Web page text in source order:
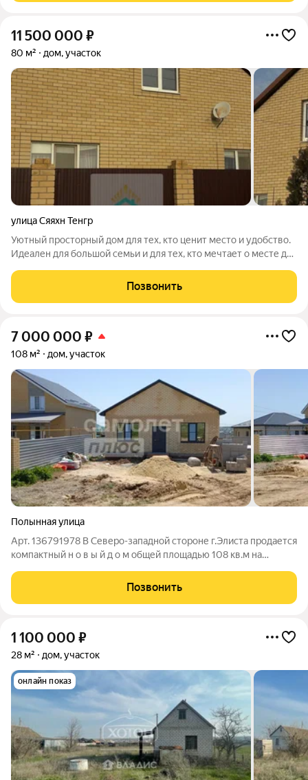
11 500 000 ₽
80 м² дом, участок
улица Сяяхн Тенгр
Уютный просторный дом для тех, кто ценит место и удобство.
Идеален для большой семьи и для тех, кто мечтает о месте для
достаточно пространства для спален, кабинета и детской. -
Просторный
Позвонить
7 000 000 ₽
108 м² дом, участок
Полынная улица
Арт. 136791978 В Северо-западной стороне г.Элиста продается
компактный н о в ы й д о м общей площадью 108 кв.м на
металлическим настилом под черепицу установлена по верху
армопояса,
Позвонить
1 100 000 ₽
28 м² дом, участок
онлайн показ